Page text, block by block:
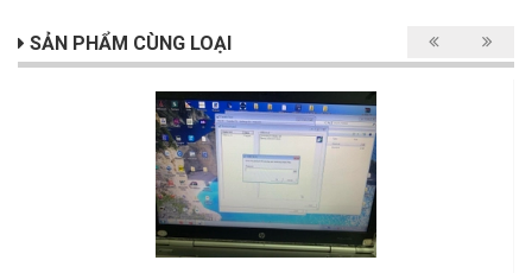
SẢN PHẨM CÙNG LOẠI